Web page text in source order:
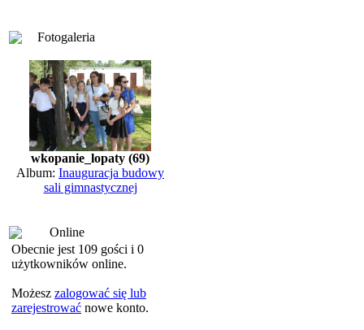
Fotogaleria
wkopanie_lopaty (69)
Album: Inauguracja budowy
sali gimnastycznej
Online
Obecnie jest 109 gości i 0
użytkowników online.
Możesz zalogować się lub
zarejestrować nowe konto.